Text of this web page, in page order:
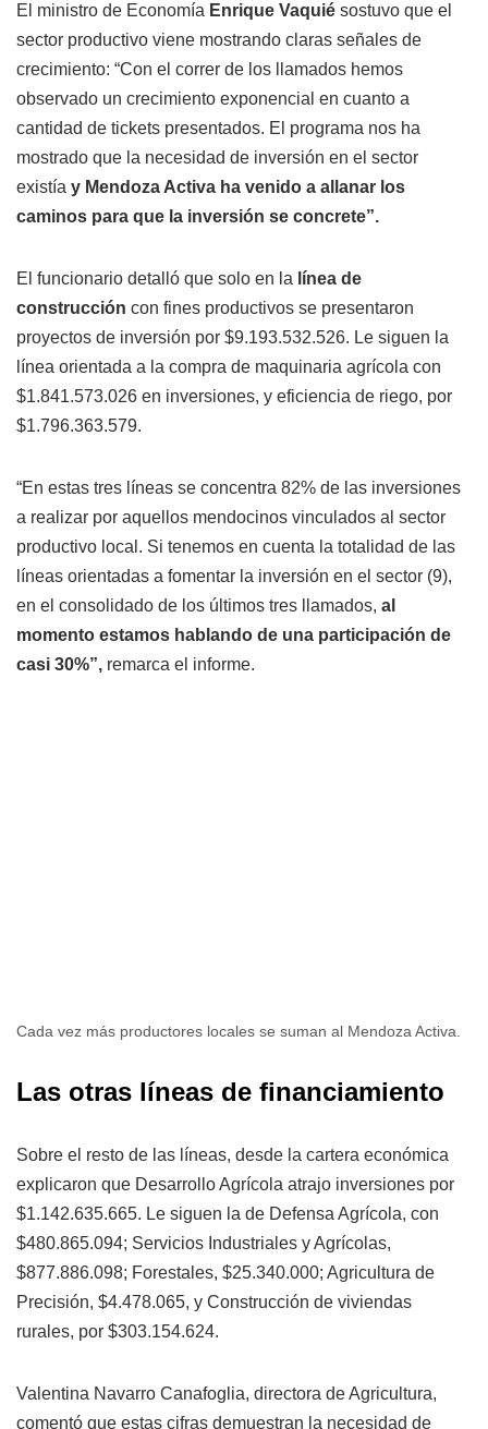
El ministro de Economía Enrique Vaquié sostuvo que el
sector productivo viene mostrando claras señales de
crecimiento: “Con el correr de los llamados hemos
observado un crecimiento exponencial en cuanto a
cantidad de tickets presentados. El programa nos ha
mostrado que la necesidad de inversión en el sector
existía y Mendoza Activa ha venido a allanar los
caminos para que la inversión se concrete”.
El funcionario detalló que solo en la línea de
construcción con fines productivos se presentaron
proyectos de inversión por $9.193.532.526. Le siguen la
línea orientada a la compra de maquinaria agrícola con
$1.841.573.026 en inversiones, y eficiencia de riego, por
$1.796.363.579.
“En estas tres líneas se concentra 82% de las inversiones
a realizar por aquellos mendocinos vinculados al sector
productivo local. Si tenemos en cuenta la totalidad de las
líneas orientadas a fomentar la inversión en el sector (9),
en el consolidado de los últimos tres llamados, al
momento estamos hablando de una participación de
casi 30%”, remarca el informe.
Cada vez más productores locales se suman al Mendoza Activa.
Las otras líneas de financiamiento
Sobre el resto de las líneas, desde la cartera económica
explicaron que Desarrollo Agrícola atrajo inversiones por
$1.142.635.665. Le siguen la de Defensa Agrícola, con
$480.865.094; Servicios Industriales y Agrícolas,
$877.886.098; Forestales, $25.340.000; Agricultura de
Precisión, $4.478.065, y Construcción de viviendas
rurales, por $303.154.624.
Valentina Navarro Canafoglia, directora de Agricultura,
comentó que estas cifras demuestran la necesidad de